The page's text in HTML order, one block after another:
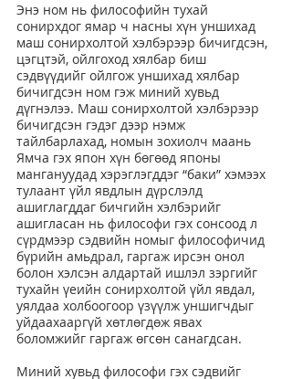
Энэ ном нь философийн тухай
сонирхдог ямар ч насны хүн уншихад
маш сонирхолтой хэлбэрээр бичигдсэн,
цэгцтэй, ойлгоход хялбар биш
сэдвүүдийг ойлгож уншихад хялбар
бичигдсэн ном гэж миний хувьд
дүгнэлээ. Маш сонирхолтой хэлбэрээр
бичигдсэн гэдэг дээр нэмж
тайлбарлахад, номын зохиолч маань
Ямча гэх япон хүн бөгөөд японы
мангануудад хэрэглэгддэг “баки” хэмээх
тулаант үйл явдлын дүрслэлд
ашиглагддаг бичгийн хэлбэрийг
ашигласан нь философи гэх сонсоод л
сүрдмээр сэдвийн номыг философичид
бүрийн амьдрал, гаргаж ирсэн онол
болон хэлсэн алдартай ишлэл зэргийг
тухайн үеийн сонирхолтой үйл явдал,
уялдаа холбоогоор үзүүлж уншигчдыг
уйдаахааргүй хөтлөгдөж явах
боломжийг гаргаж өгсөн санагдсан.
Миний хувьд философи гэх сэдвийг